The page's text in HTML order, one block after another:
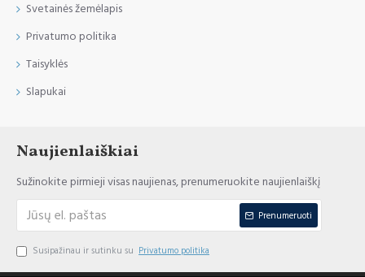
Svetainės žemėlapis
Privatumo politika
Taisyklės
Slapukai
Naujienlaiškiai
Sužinokite pirmieji visas naujienas, prenumeruokite naujienlaiškį
Prenumeruoti
Susipažinau ir sutinku su Privatumo politika